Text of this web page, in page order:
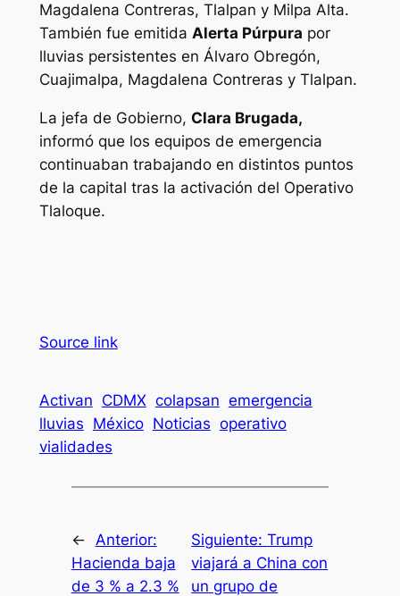
Magdalena Contreras, Tlalpan y Milpa Alta.
También fue emitida Alerta Púrpura por
lluvias persistentes en Álvaro Obregón,
Cuajimalpa, Magdalena Contreras y Tlalpan.
La jefa de Gobierno, Clara Brugada,
informó que los equipos de emergencia
continuaban trabajando en distintos puntos
de la capital tras la activación del Operativo
Tlaloque.
Source link
Activan CDMX colapsan emergencia
lluvias México Noticias operativo
vialidades
←
Anterior:
Hacienda baja
de 3 % a 2.3 %
Siguiente:Trump
viajará a China con
un grupo de